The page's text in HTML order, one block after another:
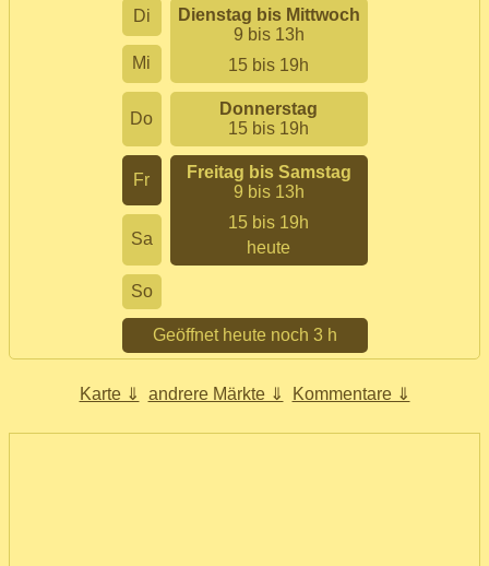
Di
Dienstag bis Mittwoch
9 bis 13h
15 bis 19h
Mi
Do
Donnerstag
15 bis 19h
Fr
Freitag bis Samstag
9 bis 13h
15 bis 19h
heute
Sa
So
Geöffnet heute noch 3 h
Karte ⇓ andrere Märkte ⇓ Kommentare ⇓